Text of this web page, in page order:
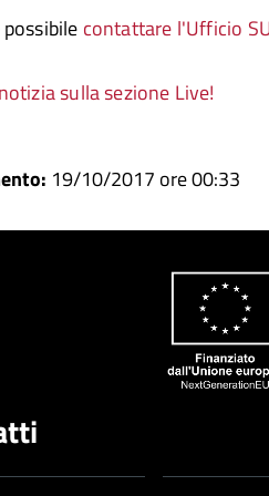
contattare l'Ufficio
sulla sezione Live!
19/10/2017 ore 00:33